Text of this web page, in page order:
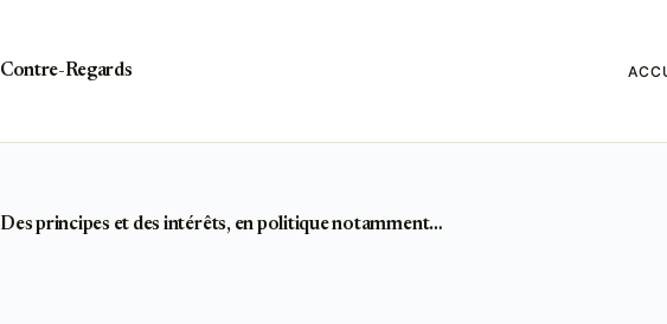
Contre-Regards
Des principes et des intérêts, en politique notamment…